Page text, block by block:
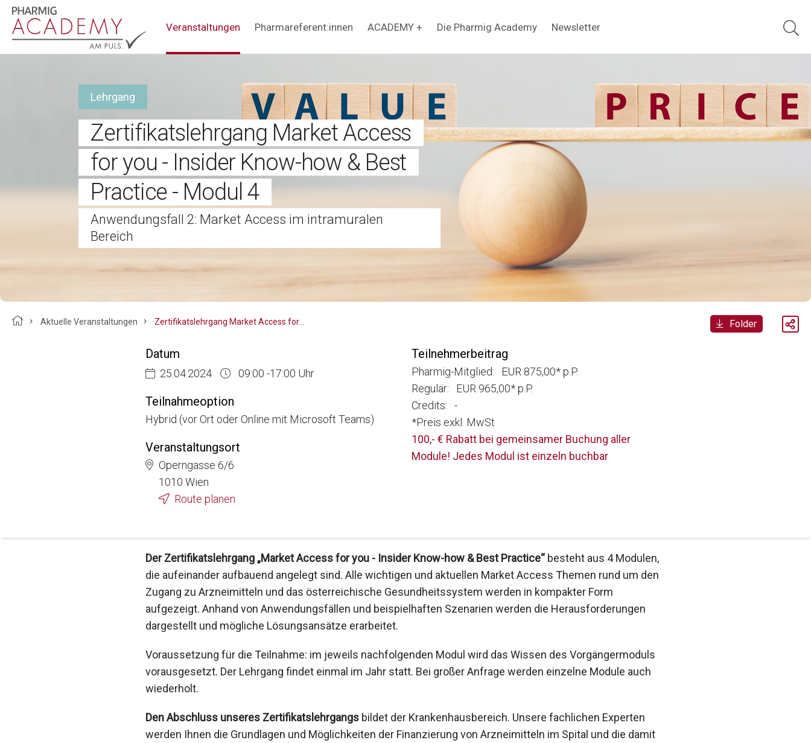
Hauptnavigation Veranstaltungen Pharmareferent:innen ACADEMY + Die Pharmig Academy Newsletter
Lehrgang
Zertifikatslehrgang Market Access
for you - Insider Know-how & Best
Practice - Modul 4
Anwendungsfall 2: Market Access im intramuralen
Bereich
Breadcrumb
Aktuelle Veranstaltungen Zertifikatslehrgang Market Access for you - Insider Know-how & Best Practice - Modul 4 Folder
Datum
25.04.2024 09:00 -17:00 Uhr
Teilnahmeoption
Hybrid (vor Ort oder Online mit Microsoft Teams)
Veranstaltungsort
Operngasse 6/6
1010 Wien
Route planen
Teilnehmerbeitrag
Pharmig-Mitglied: EUR 875,00* p.P.
Regulär: EUR 965,00* p.P.
Credits: -
*Preis exkl. MwSt
100,- € Rabatt bei gemeinsamer Buchung aller
Module! Jedes Modul ist einzeln buchbar
Der Zertifikatslehrgang „Market Access for you - Insider Know-how & Best Practice“ besteht aus 4 Modulen,
die aufeinander aufbauend angelegt sind. Alle wichtigen und aktuellen Market Access Themen rund um den
Zugang zu Arzneimitteln und das österreichische Gesundheitssystem werden in kompakter Form
aufgezeigt. Anhand von Anwendungsfällen und beispielhaften Szenarien werden die Herausforderungen
dargestellt und mögliche Lösungsansätze erarbeitet.
Voraussetzung für die Teilnahme: im jeweils nachfolgenden Modul wird das Wissen des Vorgängermoduls
vorausgesetzt. Der Lehrgang findet einmal im Jahr statt. Bei großer Anfrage werden einzelne Module auch
wiederholt.
Den Abschluss unseres Zertifikatslehrgangs bildet der Krankenhausbereich. Unsere fachlichen Experten
werden Ihnen die Grundlagen und Möglichkeiten der Finanzierung von Arzneimitteln im Spital und die damit